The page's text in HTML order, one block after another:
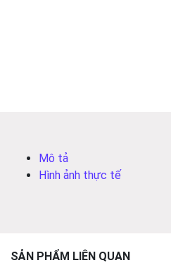
Mô tả
Hình ảnh thực tế
SẢN PHẨM LIÊN QUAN